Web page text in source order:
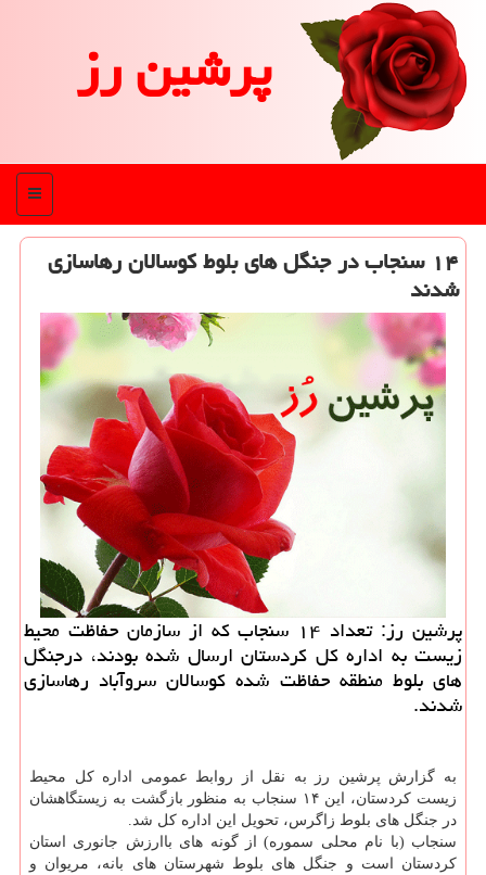
پرشین رز
منو
۱۴ سنجاب در جنگل های بلوط كوسالان رهاسازی
شدند
پرشین رز: تعداد ۱۴ سنجاب كه از سازمان حفاظت محیط
زیست به اداره كل كردستان ارسال شده بودند، درجنگل
های بلوط منطقه حفاظت شده كوسالان سروآباد رهاسازی
شدند.
به گزارش پرشین رز به نقل از روابط عمومی اداره كل محیط
زیست كردستان، این ۱۴ سنجاب به منظور بازگشت به زیستگاهشان
در جنگل های بلوط زاگرس، تحویل این اداره كل شد.
سنجاب (با نام محلی سموره) از گونه های باارزش جانوری استان
كردستان است و جنگل های بلوط شهرستان های بانه، مریوان و